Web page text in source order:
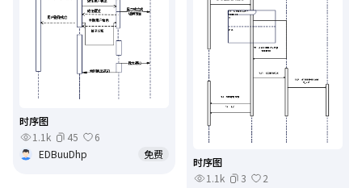
时序图
1.1k
3
2
时序图
1.1k
45
6
EDBuuDhp
免费